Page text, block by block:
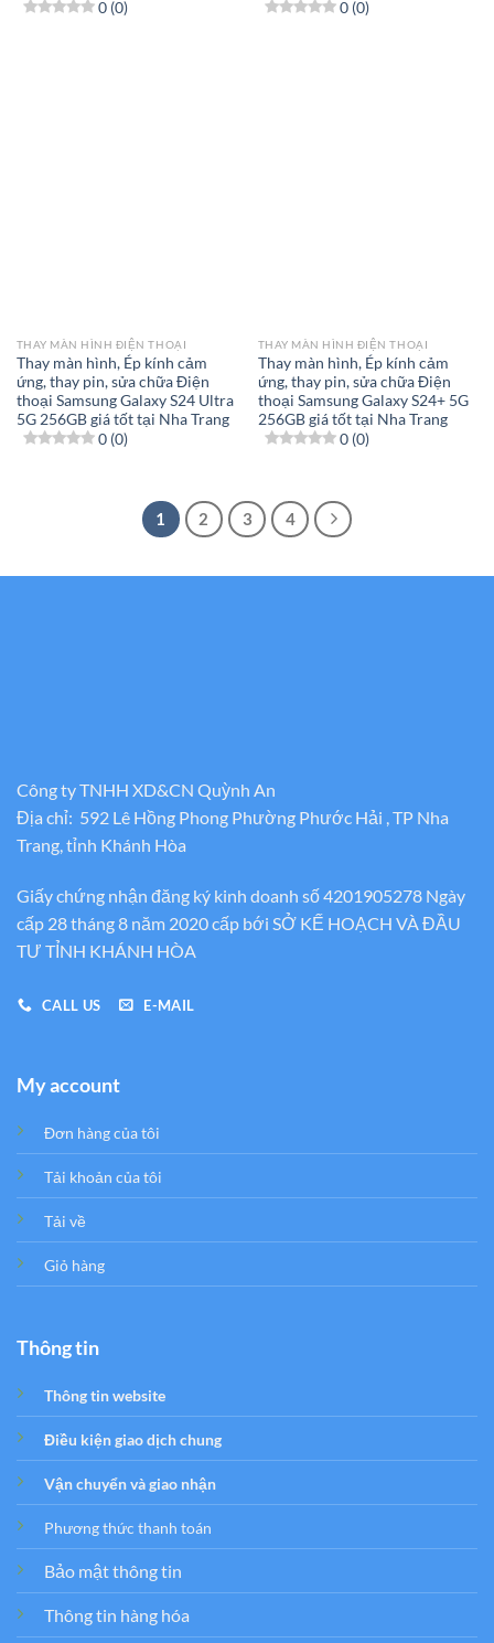
0 (0) 0 (0)
THAY MÀN HÌNH ĐIỆN THOẠI
Thay màn hình, Ép kính cảm
ứng, thay pin, sửa chữa Điện
thoại Samsung Galaxy S24 Ultra
5G 256GB giá tốt tại Nha Trang
0 (0)
THAY MÀN HÌNH ĐIỆN THOẠI
Thay màn hình, Ép kính cảm
ứng, thay pin, sửa chữa Điện
thoại Samsung Galaxy S24+ 5G
256GB giá tốt tại Nha Trang
0 (0)
1 2 3 4
Công ty TNHH XD&CN Quỳnh An
Địa chỉ: 592 Lê Hồng Phong Phường Phước Hải , TP Nha
Trang, tỉnh Khánh Hòa
Giấy chứng nhận đăng ký kinh doanh số 4201905278 Ngày
cấp 28 tháng 8 năm 2020 cấp bới SỞ KẾ HOẠCH VÀ ĐẦU
TƯ TỈNH KHÁNH HÒA
CALL US E-MAIL
My account
Đơn hàng của tôi
Tải khoản của tôi
Tải về
Giỏ hàng
Thông tin
Thông tin website
Điều kiện giao dịch chung
Vận chuyển và giao nhận
Phương thức thanh toán
Bảo mật thông tin
Thông tin hàng hóa